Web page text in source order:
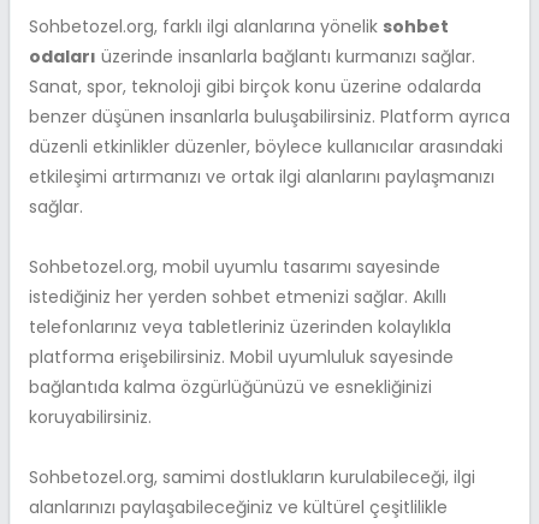
Sohbetozel.org, farklı ilgi alanlarına yönelik sohbet
odaları üzerinde insanlarla bağlantı kurmanızı sağlar.
Sanat, spor, teknoloji gibi birçok konu üzerine odalarda
benzer düşünen insanlarla buluşabilirsiniz. Platform ayrıca
düzenli etkinlikler düzenler, böylece kullanıcılar arasındaki
etkileşimi artırmanızı ve ortak ilgi alanlarını paylaşmanızı
sağlar.
Sohbetozel.org, mobil uyumlu tasarımı sayesinde
istediğiniz her yerden sohbet etmenizi sağlar. Akıllı
telefonlarınız veya tabletleriniz üzerinden kolaylıkla
platforma erişebilirsiniz. Mobil uyumluluk sayesinde
bağlantıda kalma özgürlüğünüzü ve esnekliğinizi
koruyabilirsiniz.
Sohbetozel.org, samimi dostlukların kurulabileceği, ilgi
alanlarınızı paylaşabileceğiniz ve kültürel çeşitlilikle